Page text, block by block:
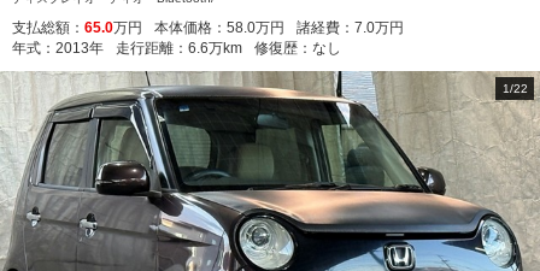
支払総額： 65.0万円 本体価格： 58.0万円 諸経費： 7.0万円
年式： 2013年 走行距離： 6.6万km 修復歴： なし
1/22